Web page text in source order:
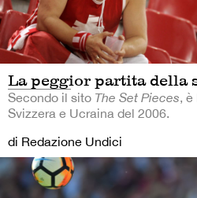
La peggior partita della
Secondo il sito The Set Pieces ,
Svizzera e Ucraina del 2006.
di Redazione Undici